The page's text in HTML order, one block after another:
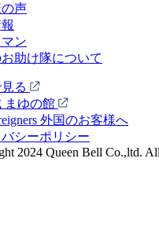
声
ン
助け隊について
る
まゆの館
外国のお客様へ
シーポリシー
2024 Queen Bell Co.,ltd.